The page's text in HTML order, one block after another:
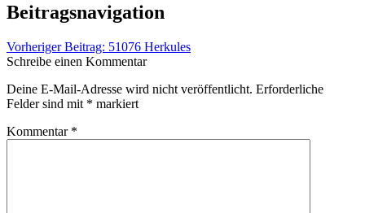
Beitragsnavigation
Vorheriger Beitrag: 51076 Herkules
Schreibe einen Kommentar
Deine E-Mail-Adresse wird nicht veröffentlicht. Erforderliche
Felder sind mit * markiert
Kommentar *